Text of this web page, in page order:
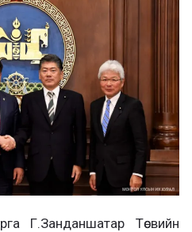
Г.Занданшатар Төсвийн